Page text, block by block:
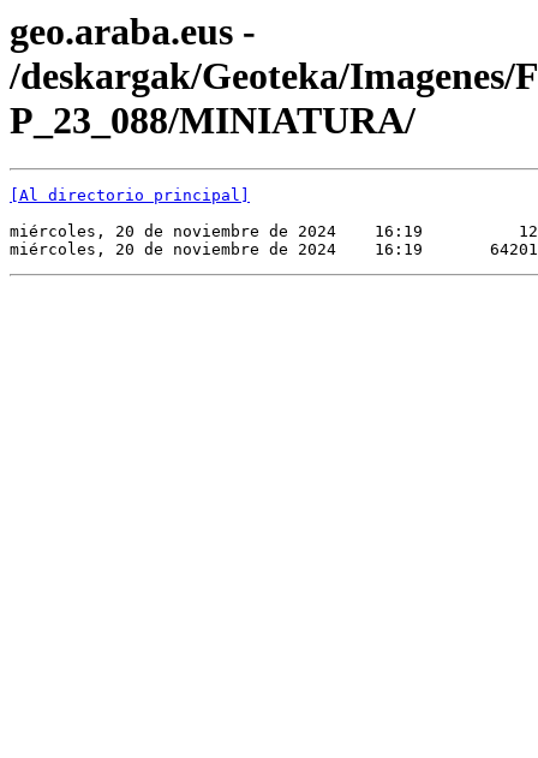
geo.araba.eus -
/deskargak/Geoteka/Imagenes/
P_23_088/MINIATURA/
[Al directorio principal]
miércoles, 20 de noviembre de 2024    16:19
miércoles, 20 de noviembre de 2024    16:19